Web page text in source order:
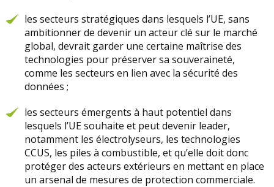
les secteurs stratégiques dans lesquels l’UE, sans
ambitionner de devenir un acteur clé sur le marché
global, devrait garder une certaine maîtrise des
technologies pour préserver sa souveraineté,
comme les secteurs en lien avec la sécurité des
données ;
les secteurs émergents à haut potentiel dans
lesquels l’UE souhaite et peut devenir leader,
notamment les électrolyseurs, les technologies
CCUS, les piles à combustible, et qu’elle doit donc
protéger des acteurs extérieurs en mettant en place
un arsenal de mesures de protection commerciale.